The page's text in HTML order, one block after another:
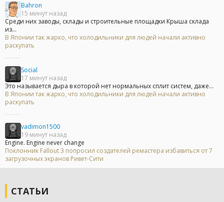
Bahron
15 минут назад
Среди них заводы, склады и строительные площадки Крыша склада
из...
В Японии так жарко, что холодильники для людей начали активно
раскупать
Social
17 минут назад
Это называется дыра в которой нет нормальных сплит систем, даже...
В Японии так жарко, что холодильники для людей начали активно
раскупать
vadimon1500
19 минут назад
Engine. Engine never change
Поклонник Fallout 3 попросил создателей ремастера избавиться от 7
загрузочных экранов Ривет-Сити
СТАТЬИ